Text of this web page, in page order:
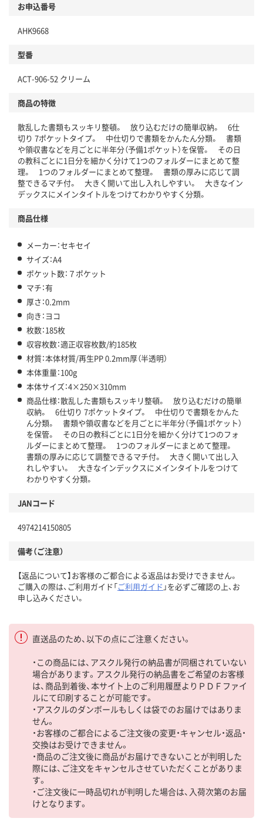
お申込番号
AHK9668
型番
ACT-906-52 クリーム
商品の特徴
散乱した書類もスッキリ整頓。 放り込むだけの簡単収納。 6仕
切り 7ポケットタイプ。 中仕切りで書類をかんたん分類。 書類
や領収書などを月ごとに半年分（予備1ポケット）を保管。 その日
の教科ごとに1日分を細かく分けて1つのフォルダーにまとめて整
理。 1つのフォルダーにまとめて整理。 書類の厚みに応じて調
整できるマチ付。 大きく開いて出し入れしやすい。 大きなイン
デックスにメインタイトルをつけてわかりやすく分類。
商品仕様
メーカー：セキセイ
サイズ：A4
ポケット数：７ポケット
マチ：有
厚さ：0.2mm
向き：ヨコ
枚数：185枚
収容枚数：適正収容枚数/約185枚
材質：本体材質/再生PP 0.2mm厚（半透明）
本体重量：100g
本体サイズ：4×250×310mm
商品仕様：散乱した書類もスッキリ整頓。 放り込むだけの簡単
収納。 6仕切り 7ポケットタイプ。 中仕切りで書類をかんた
ん分類。 書類や領収書などを月ごとに半年分（予備1ポケット）
を保管。 その日の教科ごとに1日分を細かく分けて1つのフォ
ルダーにまとめて整理。 1つのフォルダーにまとめて整理。
書類の厚みに応じて調整できるマチ付。 大きく開いて出し入
れしやすい。 大きなインデックスにメインタイトルをつけて
わかりやすく分類。
JANコード
4974214150805
備考（ご注意）
【返品について】お客様のご都合による返品はお受けできません。
ご購入の際は、ご利用ガイド「ご利用ガイド 」を必ずご確認の上、お
申し込みください。
直送品のため、以下の点にご注意ください。
・この商品には、アスクル発行の納品書が同梱されていない
場合があります。アスクル発行の納品書をご希望のお客様
は、商品到着後、本サイト上のご利用履歴よりＰＤＦファイ
ルにて印刷することが可能です。
・アスクルのダンボールもしくは袋でのお届けではありま
せん。
・お客様のご都合によるご注文後の変更・キャンセル・返品・
交換はお受けできません。
・商品のご注文後に商品がお届けできないことが判明した
際には、ご注文をキャンセルさせていただくことがありま
す。
・ご注文後に一時品切れが判明した場合は、入荷次第のお届
けとなります。